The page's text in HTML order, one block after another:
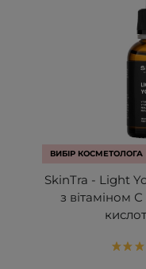
ВИБІР КОСМЕТОЛОГА
SkinTra - Light
з вітаміном